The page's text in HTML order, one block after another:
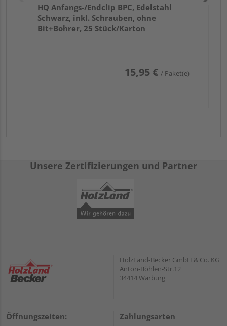
HQ Anfangs-/Endclip BPC, Edelstahl
Schwarz, inkl. Schrauben, ohne
Bit+Bohrer, 25 Stück/Karton
15,95 € / Paket(e)
Unsere Zertifizierungen und Partner
HolzLand-Becker GmbH & Co. KG
Anton-Böhlen-Str.12
34414 Warburg
Öffnungszeiten: Zahlungsarten